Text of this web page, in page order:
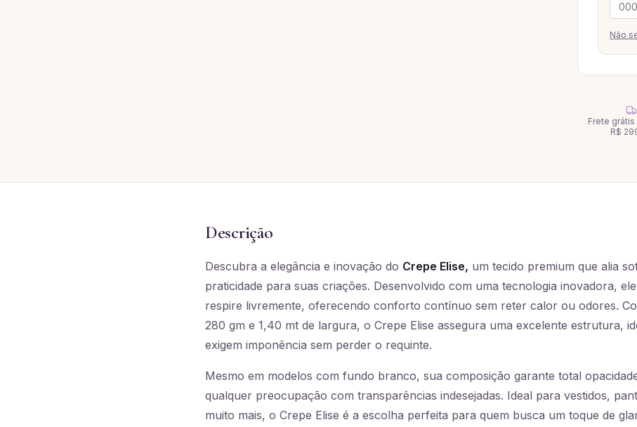
Não
Frete
R$
Descrição
Descubra a elegância e inovação do Crepe Elise, um tecido premium que alia
praticidade para suas criações. Desenvolvido com uma tecnologia inovadora,
respire livremente, oferecendo conforto contínuo sem reter calor ou odores.
280 gm e 1,40 mt de largura, o Crepe Elise assegura uma excelente estrutura,
exigem imponência sem perder o requinte.
Mesmo em modelos com fundo branco, sua composição garante total
qualquer preocupação com transparências indesejadas. Ideal para vestidos,
muito mais, o Crepe Elise é a escolha perfeita para quem busca um toque de